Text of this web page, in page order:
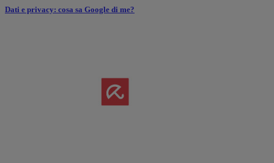
Dati e privacy: cosa sa Google di me?